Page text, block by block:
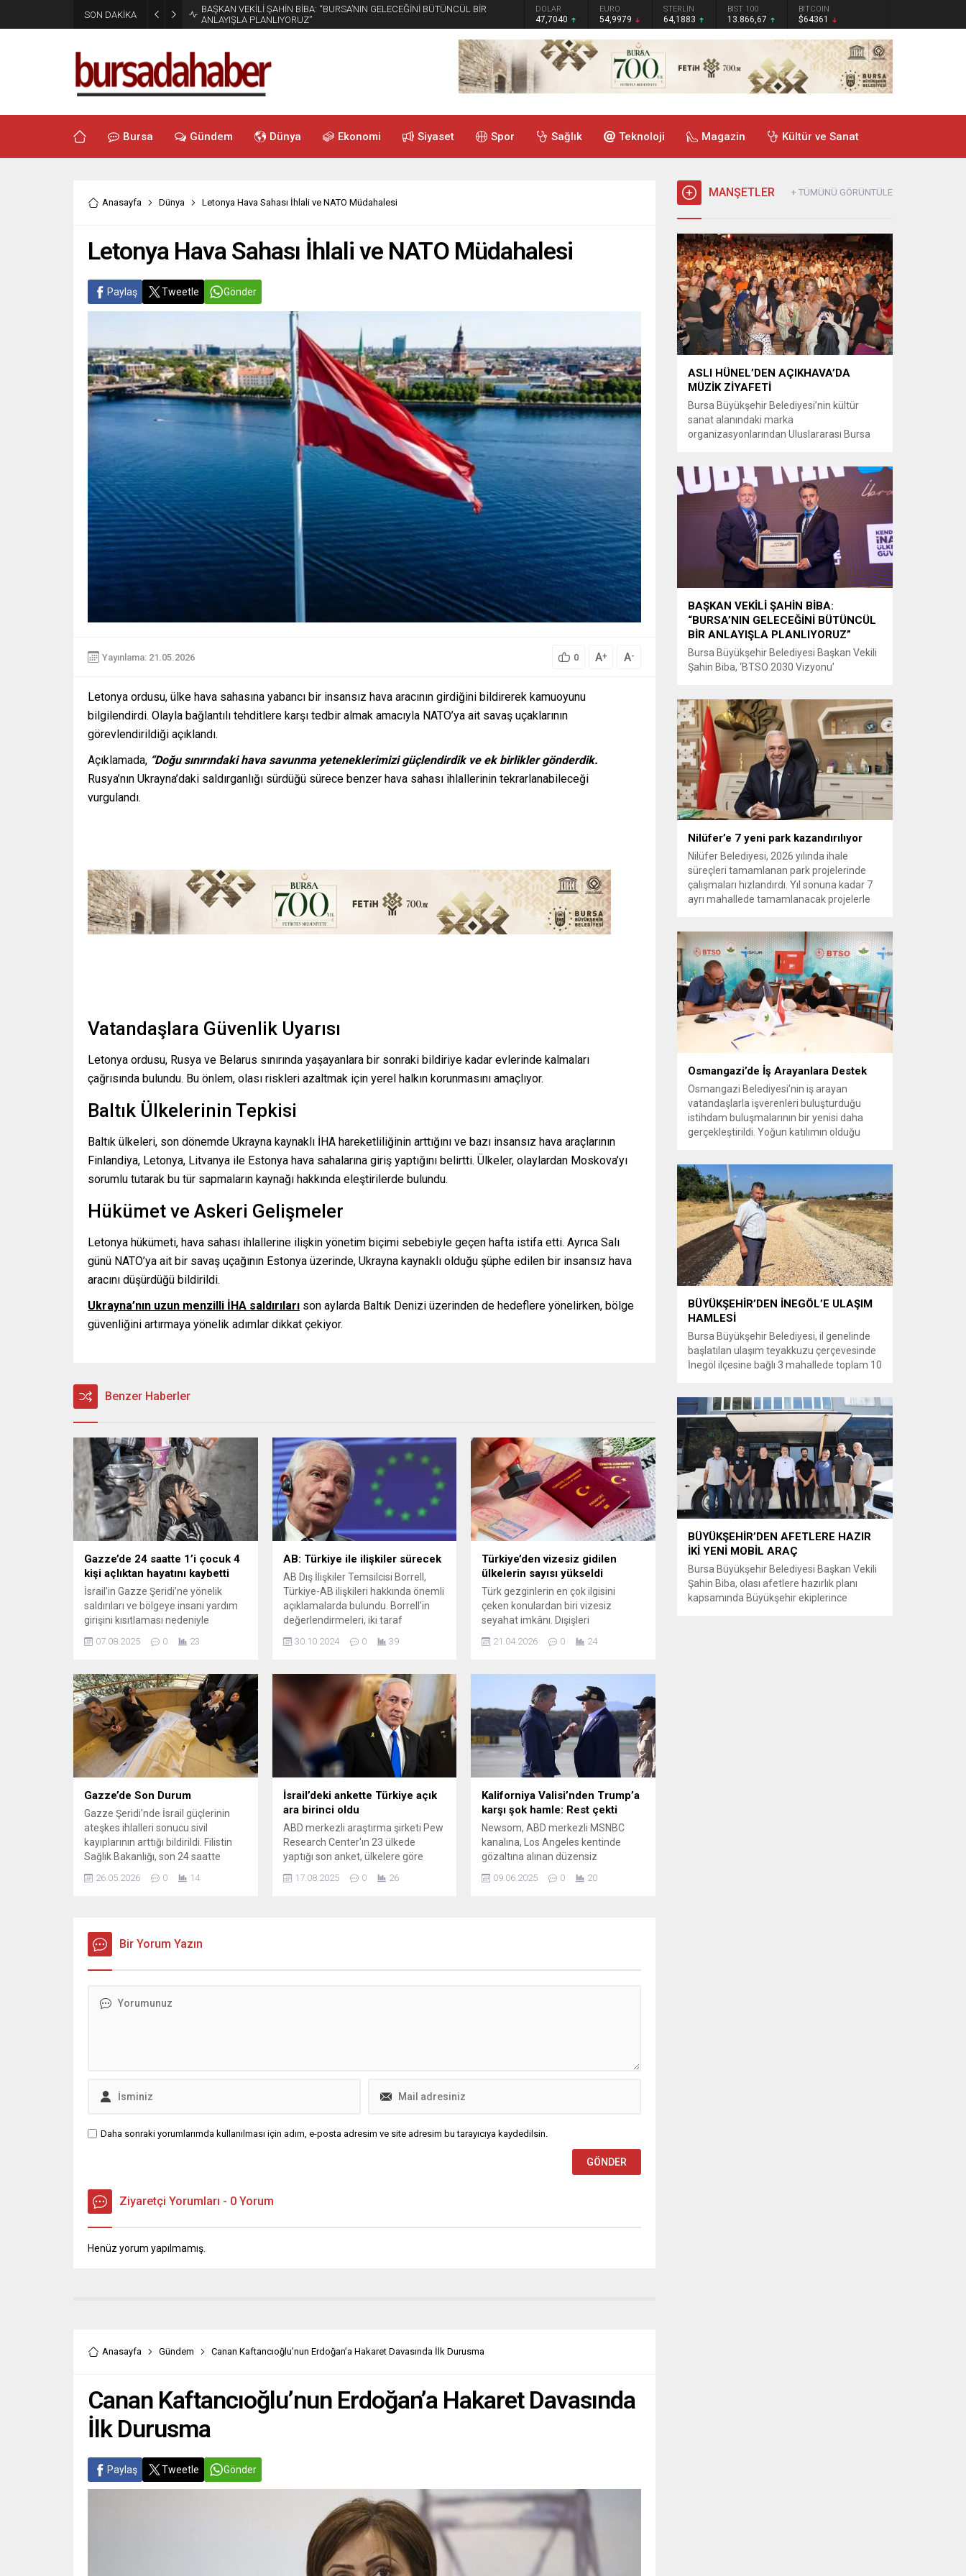
SON DAKİKA
BAŞKAN VEKİLİ ŞAHİN BİBA: “BURSA’NIN GELECEĞİNİ BÜTÜNCÜL BİR
ANLAYIŞLA PLANLIYORUZ”
GRAM ALTIN DOLAR
47,7040
EURO
54,9979
STERLİN
64,1883
BIST 100
13.866,67
BITCOIN
$64361
Bursa Gündem Dünya Ekonomi Siyaset Spor Sağlık Teknoloji Magazin Kültür ve Sanat
Anasayfa Dünya Letonya Hava Sahası İhlali ve NATO Müdahalesi
Letonya Hava Sahası İhlali ve NATO Müdahalesi
Paylaş Tweetle Gönder
Yayınlama: 21.05.2026 0 A+ A-
Letonya ordusu, ülke hava sahasına yabancı bir insansız hava aracının girdiğini bildirerek kamuoyunu
bilgilendirdi. Olayla bağlantılı tehditlere karşı tedbir almak amacıyla NATO’ya ait savaş uçaklarının
görevlendirildiği açıklandı.
Açıklamada, “Doğu sınırındaki hava savunma yeteneklerimizi güçlendirdik ve ek birlikler gönderdik.
Rusya’nın Ukrayna’daki saldırganlığı sürdüğü sürece benzer hava sahası ihlallerinin tekrarlanabileceği
vurgulandı.
Vatandaşlara Güvenlik Uyarısı
Letonya ordusu, Rusya ve Belarus sınırında yaşayanlara bir sonraki bildiriye kadar evlerinde kalmaları
çağrısında bulundu. Bu önlem, olası riskleri azaltmak için yerel halkın korunmasını amaçlıyor.
Baltık Ülkelerinin Tepkisi
Baltık ülkeleri, son dönemde Ukrayna kaynaklı İHA hareketliliğinin arttığını ve bazı insansız hava araçlarının
Finlandiya, Letonya, Litvanya ile Estonya hava sahalarına giriş yaptığını belirtti. Ülkeler, olaylardan Moskova’yı
sorumlu tutarak bu tür sapmaların kaynağı hakkında eleştirilerde bulundu.
Hükümet ve Askeri Gelişmeler
Letonya hükümeti, hava sahası ihlallerine ilişkin yönetim biçimi sebebiyle geçen hafta istifa etti. Ayrıca Salı
günü NATO’ya ait bir savaş uçağının Estonya üzerinde, Ukrayna kaynaklı olduğu şüphe edilen bir insansız hava
aracını düşürdüğü bildirildi.
Ukrayna’nın uzun menzilli İHA saldırıları son aylarda Baltık Denizi üzerinden de hedeflere yönelirken, bölge
güvenliğini artırmaya yönelik adımlar dikkat çekiyor.
Benzer Haberler
Gazze’de 24 saatte 1’i çocuk 4
kişi açlıktan hayatını kaybetti
İsrail’in Gazze Şeridi’ne yönelik
saldırıları ve bölgeye insani yardım
girişini kısıtlaması nedeniyle
ediyor. Gazze’de açlık kaynaklı
sağlık yetkilileri durumun giderek
daha da ...
07.08.2025 0 23
AB: Türkiye ile ilişkiler sürecek
AB Dış İlişkiler Temsilcisi Borrell,
Türkiye-AB ilişkileri hakkında önemli
açıklamalarda bulundu. Borrell'in
değerlendirmeleri, iki taraf
ilişkilerin seyrini etkileyebilir.
30.10.2024 0 39
Türkiye’den vizesiz gidilen
ülkelerin sayısı yükseldi
Türk gezginlerin en çok ilgisini
çeken konulardan biri vizesiz
seyahat imkânı. Dışişleri
Türk vatandaşları 97 ülkeye vizesiz
vize uygulamaları da dahil
edildiğinde bu sayı 111 ülkeye kadar
çıkıyor. İşte Türk vatandaşlarının
vizesiz seyahat edebildiği ülkeler…
21.04.2026 0 24
Gazze’de Son Durum
Gazze Şeridi’nde İsrail güçlerinin
ateşkes ihlalleri sonucu sivil
kayıplarının arttığı bildirildi. Filistin
Sağlık Bakanlığı, son 24 saatte
gerçekleşen saldırılarda iki sivilin
yaşamını yitirdiğini ve enkaz altında
yaralandığını belirtti. Ateşkesten bu
yana yaşanan ek kayıpların dahil
edilmesiyle toplam ölü...
26.05.2026 0 14
İsrail’deki ankette Türkiye açık
ara birinci oldu
ABD merkezli araştırma şirketi Pew
Research Center'ın 23 ülkede
yaptığı son anket, ülkelere göre
İsrail'e yönelik tutumları ele aldı.
17.08.2025 0 26
Kaliforniya Valisi’nden Trump’a
karşı şok hamle: Rest çekti
Newsom, ABD merkezli MSNBC
kanalına, Los Angeles kentinde
gözaltına alınan düzensiz
göçmenlere destek amacıyla
başlatılan gösterilere ilişkin demeç
09.06.2025 0 20
Bir Yorum Yazın
Daha sonraki yorumlarımda kullanılması için adım, e-posta adresim ve site adresim bu tarayıcıya kaydedilsin.
Ziyaretçi Yorumları - 0 Yorum
Henüz yorum yapılmamış.
Anasayfa Gündem Canan Kaftancıoğlu’nun Erdoğan’a Hakaret Davasında İlk Durusma
Canan Kaftancıoğlu’nun Erdoğan’a Hakaret Davasında
İlk Durusma
Paylaş Tweetle Gönder
MANŞETLER + TÜMÜNÜ GÖRÜNTÜLE
ASLI HÜNEL’DEN AÇIKHAVA’DA
MÜZİK ZİYAFETİ
Bursa Büyükşehir Belediyesi’nin kültür
sanat alanındaki marka
organizasyonlarından Uluslararası Bursa
Büyükşehir Belediyesi adına Bursa Kültür
Sanat ve Turizm Vakfı (BKSTV) tarafından
bu yıl 64’üncüsü düzenlenen Uluslararası
Bursa Festivali, sevilen sanatçı Aslı Hünel’i
müzikseverlerle buluşturdu. Uludağ İçecek
ana sponsorluğunda düzenlenen...
BAŞKAN VEKİLİ ŞAHİN BİBA:
“BURSA’NIN GELECEĞİNİ BÜTÜNCÜL
BİR ANLAYIŞLA PLANLIYORUZ”
Bursa Büyükşehir Belediyesi Başkan Vekili
Şahin Biba, ‘BTSO 2030 Vizyonu’
programında, “Bursa’mızın ulaşım ve
turizm master planlarını vatandaşlarımızın
konforunu ve güvenliğini esas alarak
hazırlıyoruz. Çevre düzeni planı
çalışmalarımızı da şehrimizin gelecek
yıllardaki gelişimini bütüncül bir anlayışla
yönlendirecek şekilde sürdürüyoruz. KOBİ
OSB de...
Nilüfer’e 7 yeni park kazandırılıyor
Nilüfer Belediyesi, 2026 yılında ihale
süreçleri tamamlanan park projelerinde
çalışmaları hızlandırdı. Yıl sonuna kadar 7
ayrı mahallede tamamlanacak projelerle
Belediyesi, ilçe genelinde kişi başına düşen
yeşil alan miktarını artırmak ve
vatandaşlara yeni yaşam alanları sunmak
amacıyla yürüttüğü park çalışmalarını
sürdürüyor....
Osmangazi’de İş Arayanlara Destek
Osmangazi Belediyesi’nin iş arayan
vatandaşlarla işverenleri buluşturduğu
istihdam buluşmalarının bir yenisi daha
gerçekleştirildi. Yoğun katılımın olduğu
değerlendirmelerin ardından iş sahibi oldu.
Osmangazi Belediyesi’nin, Bursa Ticaret
ve Sanayi Odası (BTSO) ve İŞKUR iş
birliğiyle yıl boyunca sürdürdüğü istihdam
buluşmaları yoğun ilgi görmeye devam...
BÜYÜKŞEHİR’DEN İNEGÖL’E ULAŞIM
HAMLESİ
Bursa Büyükşehir Belediyesi, il genelinde
başlatılan ulaşım teyakkuzu çerçevesinde
İnegöl ilçesine bağlı 3 mahallede toplam 10
Biba başkanlığında başlatılan ulaşım
seferberliği kapsamında Bursa Büyükşehir
Belediyesi Ulaşım Dairesi Başkanlığı
koordinasyonuyla 17 ilçede yol yenileme
çalışmalarına hız verildi. Başkan Vekili
Biba’nın göreve...
BÜYÜKŞEHİR’DEN AFETLERE HAZIR
İKİ YENİ MOBİL ARAÇ
Bursa Büyükşehir Belediyesi Başkan Vekili
Şahin Biba, olası afetlere hazırlık planı
kapsamında Büyükşehir ekiplerince